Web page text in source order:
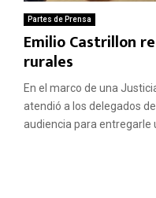
Partes de Prensa
Emilio Castrillon
rurales
En el marco de una
atendió a los delegados
audiencia para entregarle